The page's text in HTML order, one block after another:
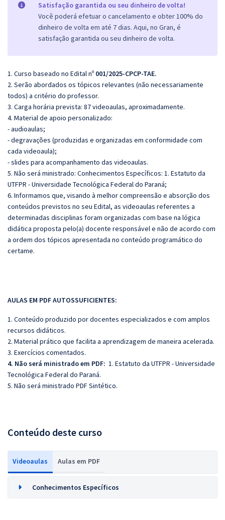
Satisfação garantida ou seu dinheiro de volta!
Você poderá efetuar o cancelamento e obter 100% do
dinheiro de volta em até 7 dias. Aqui, no Gran, é
satisfação garantida ou seu dinheiro de volta.
1. Curso baseado no Edital nº 001/2025-CPCP-TAE.
2. Serão abordados os tópicos relevantes (não necessariamente
todos) a critério do professor.
3. Carga horária prevista: 87 videoaulas, aproximadamente.
4. Material de apoio personalizado:
- audioaulas;
- degravações (produzidas e organizadas em conformidade com
cada videoaula);
- slides para acompanhamento das videoaulas.
5. Não será ministrado: Conhecimentos Específicos: 1. Estatuto da
UTFPR - Universidade Tecnológica Federal do Paraná;
6. Informamos que, visando à melhor compreensão e absorção dos
conteúdos previstos no seu Edital, as videoaulas referentes a
determinadas disciplinas foram organizadas com base na lógica
didática proposta pelo(a) docente responsável e não de acordo com
a ordem dos tópicos apresentada no conteúdo programático do
certame.
AULAS EM PDF AUTOSSUFICIENTES:
1. Conteúdo produzido por docentes especializados e com amplos
recursos didáticos.
2. Material prático que facilita a aprendizagem de maneira acelerada.
3. Exercícios comentados.
4. Não será ministrado em PDF: 1. Estatuto da UTFPR - Universidade
Tecnológica Federal do Paraná.
5. Não será ministrado PDF Sintético.
Conteúdo deste curso
Videoaulas Aulas em PDF
Conhecimentos Específicos